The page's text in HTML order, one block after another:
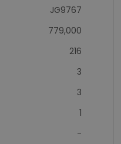
JG9767
779,000
216
3
3
1
-